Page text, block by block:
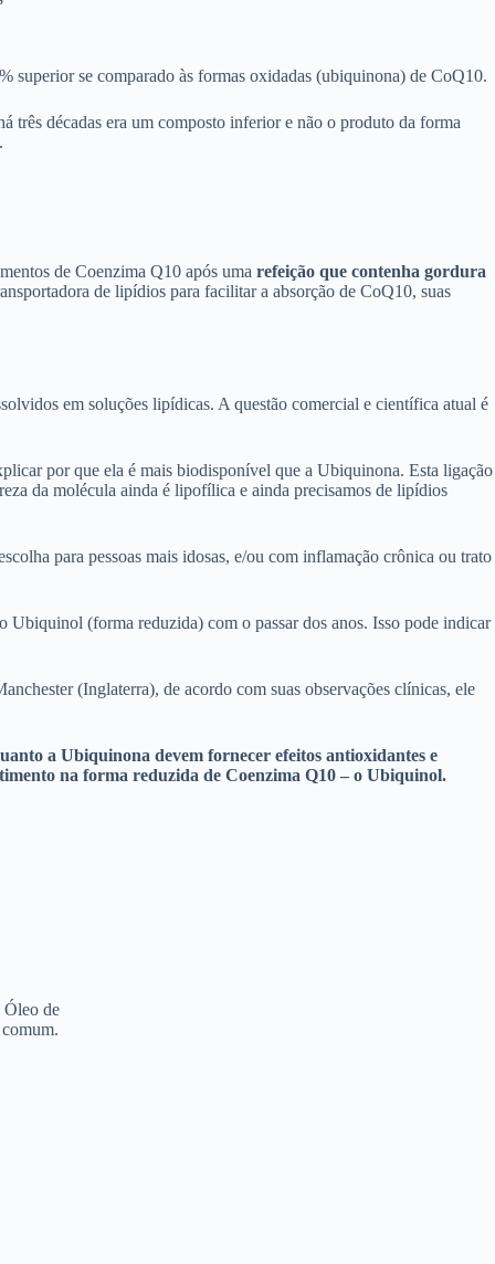
superior se comparado às formas oxidadas (ubiquinona) de CoQ10.
três décadas era um composto inferior e não o produto da forma
de Coenzima Q10 após uma refeição que contenha gordura
de lipídios para facilitar a absorção de CoQ10, suas
em soluções lipídicas. A questão comercial e científica atual é
por que ela é mais biodisponível que a Ubiquinona. Esta ligação
da molécula ainda é lipofílica e ainda precisamos de lipídios
para pessoas mais idosas, e/ou com inflamação crônica ou trato
Ubiquinol (forma reduzida) com o passar dos anos. Isso pode indicar
(Inglaterra), de acordo com suas observações clínicas, ele
a Ubiquinona devem fornecer efeitos antioxidantes e
na forma reduzida de Coenzima Q10 – o Ubiquinol.
Óleo de